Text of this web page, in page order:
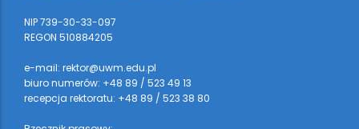
NIP 739-30-33-097
REGON 510884205
e-mail: rektor@uwm.edu.pl
biuro numerów: +48 89 / 523 49 13
recepcja rektoratu: +48 89 / 523 38 80